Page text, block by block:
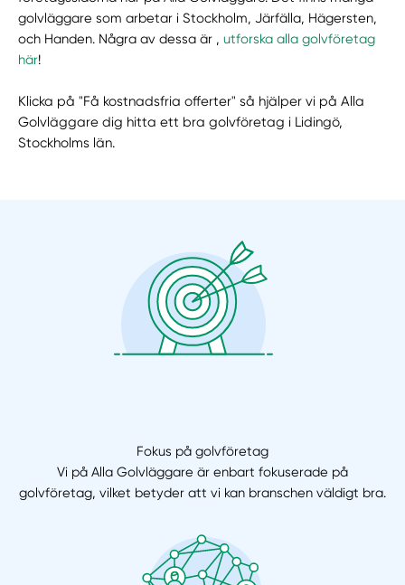
golvläggare som arbetar i Stockholm, Järfälla, Hägersten,
och Handen. Några av dessa är ,utforska alla golvföretag
här!
Klicka på "Få kostnadsfria offerter" så hjälper vi på Alla
Golvläggare dig hitta ett bra golvföretag i Lidingö,
Stockholms län.
Fokus på golvföretag
Vi på Alla Golvläggare är enbart fokuserade på
golvföretag, vilket betyder att vi kan branschen väldigt bra.